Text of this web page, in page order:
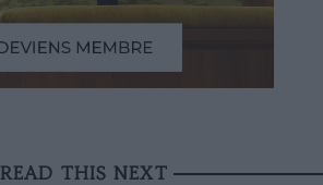
READ THIS NEXT